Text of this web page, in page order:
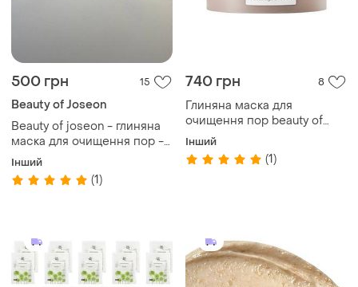
500 грн 15
Beauty of Joseon
Beauty of joseon - глиняна
маска для очищення пор -
red bean refreshing pore
mask - 140мл
Інший
(1)
740 грн 8
Глиняна маска для
очищення пор beauty of
joseon red bean refreshing
pore mask, 140 мл
Інший
(1)